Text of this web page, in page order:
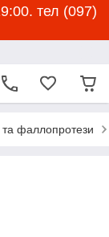
тел (097)
фаллопротези